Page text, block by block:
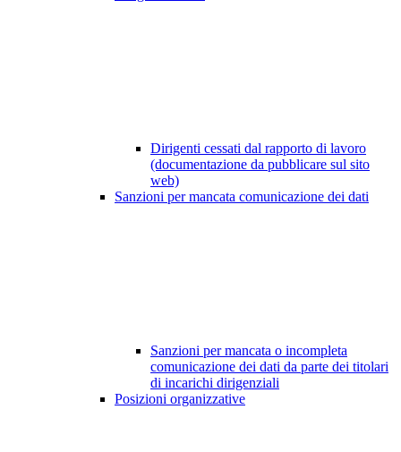
Dirigenti cessati dal rapporto di lavoro
(documentazione da pubblicare sul sito
web)
Sanzioni per mancata comunicazione dei dati
Sanzioni per mancata o incompleta
comunicazione dei dati da parte dei titolari
di incarichi dirigenziali
Posizioni organizzative